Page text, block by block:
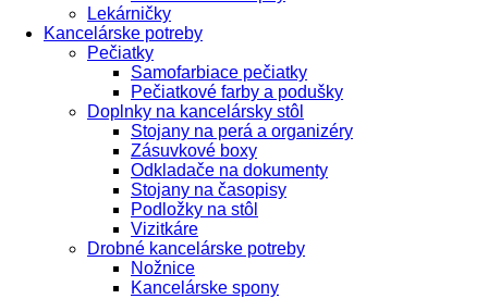
Lekárničky
Kancelárske potreby
Pečiatky
Samofarbiace pečiatky
Pečiatkové farby a podušky
Doplnky na kancelársky stôl
Stojany na perá a organizéry
Zásuvkové boxy
Odkladače na dokumenty
Stojany na časopisy
Podložky na stôl
Vizitkáre
Drobné kancelárske potreby
Nožnice
Kancelárske spony